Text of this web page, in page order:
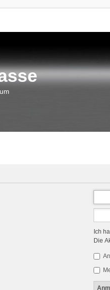
Ich
Die